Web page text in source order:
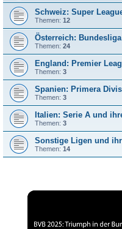
Schweiz: Super
Themen: 12
Österreich:
Themen: 24
England: Premier
Themen: 3
Spanien: Primera
Themen: 3
Italien: Serie A und
Themen: 3
Sonstige Ligen und
Themen: 14